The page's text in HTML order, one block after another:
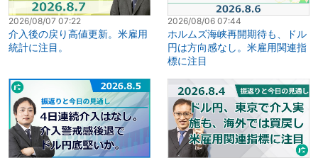
2026/08/07 07:22
介入後の戻り高値更新。米雇用
統計に注目。
2026/08/06 07:44
ホルムズ海峡再開期待も、ドル
円は方向感なし。米雇用関連指
標に注目